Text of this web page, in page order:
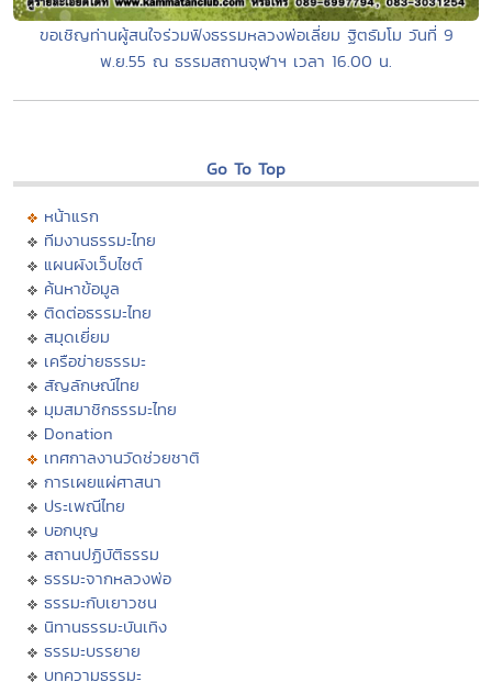
ขอเชิญท่านผู้สนใจร่วมฟังธรรมหลวงพ่อเลี่ยม ฐิตธัมโม วันที่ 9
พ.ย.55 ณ ธรรมสถานจุฬาฯ เวลา 16.00 น.
Go To Top
หน้าแรก
ทีมงานธรรมะไทย
แผนผังเว็บไซต์
ค้นหาข้อมูล
ติดต่อธรรมะไทย
สมุดเยี่ยม
เครือข่ายธรรมะ
สัญลักษณ์ไทย
มุมสมาชิกธรรมะไทย
Donation
เทศกาลงานวัดช่วยชาติ
การเผยแผ่ศาสนา
ประเพณีไทย
บอกบุญ
สถานปฏิบัติธรรม
ธรรมะจากหลวงพ่อ
ธรรมะกับเยาวชน
นิทานธรรมะบันเทิง
ธรรมะบรรยาย
บทความธรรมะ